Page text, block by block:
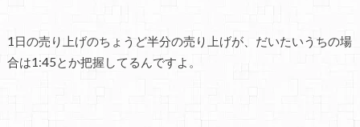
1日の売り上げのちょうど半分の売り上げが、だいたいうちの場
合は1:45とか把握してるんですよ。